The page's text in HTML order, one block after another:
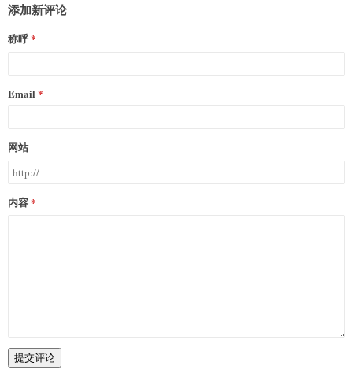
添加新评论
称呼
Email
网站
内容
提交评论